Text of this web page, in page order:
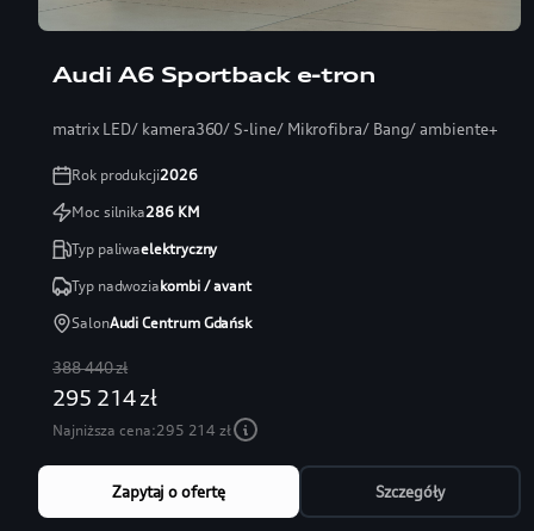
Audi A6 Sportback e-tron
matrix LED/ kamera360/ S-line/ Mikrofibra/ Bang/ ambiente+
Rok produkcji2026
Moc silnika286KM
Typ paliwaelektryczny
Typ nadwoziakombi / avant
SalonAudi Centrum Gdańsk
388 440 zł
295 214 zł
Najniższa cena:295 214 zł
Zapytaj o ofertę Szczegóły